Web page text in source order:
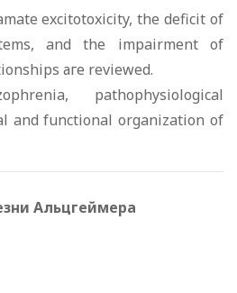
excitotoxicity, the deficit of
and the impairment of
аге reviewed.
pathophysiological
and functional organization of
Альцгеймера